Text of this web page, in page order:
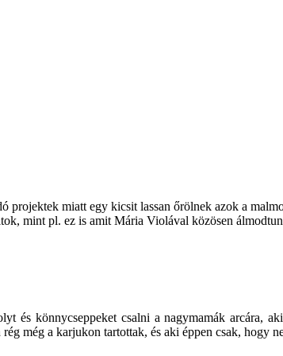
projektek miatt egy kicsit lassan őrölnek azok a
mint pl. ez is amit Mária Violával közösen
és könnycseppeket csalni a nagymamák arcára,
még a karjukon tartottak, és aki éppen csak, hogy